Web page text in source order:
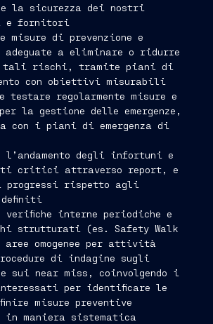
la sicurezza dei nostri
e fornitori
misure di prevenzione e
adeguate a eliminare o ridurre
tali rischi, tramite piani di
con obiettivi misurabili
testare regolarmente misure e
la gestione delle emergenze,
con i piani di emergenza di
l’andamento degli infortuni e
critici attraverso report, e
progressi rispetto agli
verifiche interne periodiche e
strutturati (es. Safety Walk
aree omogenee per attività
di indagine sugli
sui near miss, coinvolgendo i
per identificare le
misure preventive
in maniera sistematica